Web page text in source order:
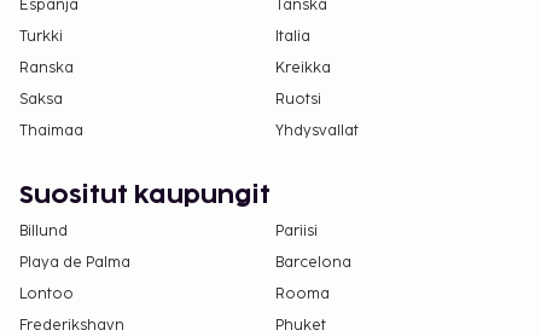
eivät voi ylittää 1000 EUR:n suuruista summaa
tässä majoituspaikassa. Saat lisätietoja asiasta
ottamalla yhteyttä majoituspaikkaan
varausvahvistuksessa olevien tietojen avulla.
Kontaktiton sisäänkirjautuminen ja kontaktiton
Espanja
Tanska
Turkki
Italia
Ranska
Kreikka
Saksa
Ruotsi
Thaimaa
Yhdysvallat
Suositut kaupungit
Billund
Pariisi
Playa de Palma
Barcelona
Lontoo
Rooma
Frederikshavn
Phuket